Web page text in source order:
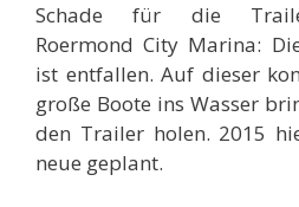
Schade für die
Roermond City Marina:
ist entfallen. Auf dieser
große Boote ins Wasser
den Trailer holen. 2015
neue geplant.